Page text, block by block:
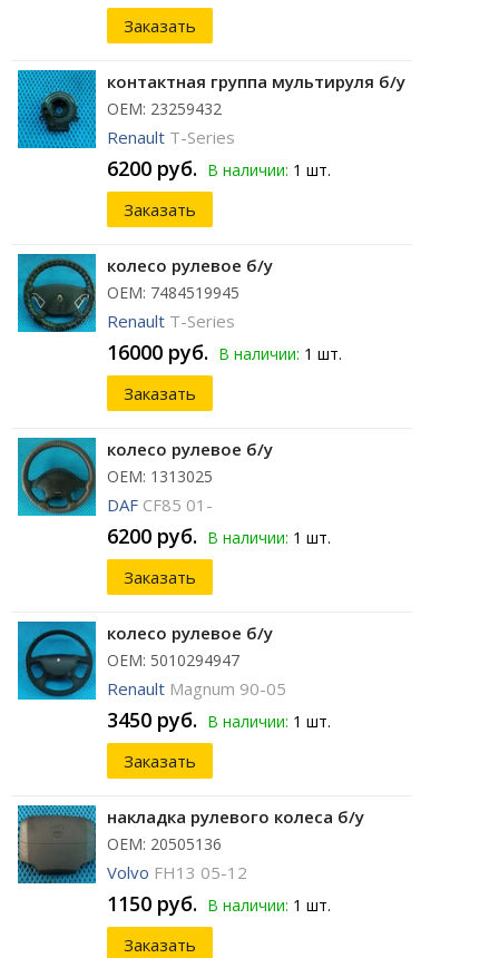
Заказать
контактная группа мультируля б/у
ОЕМ: 23259432
Renault T-Series
6200 руб. В наличии: 1 шт.
Заказать
колесо рулевое б/у
ОЕМ: 7484519945
Renault T-Series
16000 руб. В наличии: 1 шт.
Заказать
колесо рулевое б/у
ОЕМ: 1313025
DAF CF85 01-
6200 руб. В наличии: 1 шт.
Заказать
колесо рулевое б/у
ОЕМ: 5010294947
Renault Magnum 90-05
3450 руб. В наличии: 1 шт.
Заказать
накладка рулевого колеса б/у
ОЕМ: 20505136
Volvo FH13 05-12
1150 руб. В наличии: 1 шт.
Заказать